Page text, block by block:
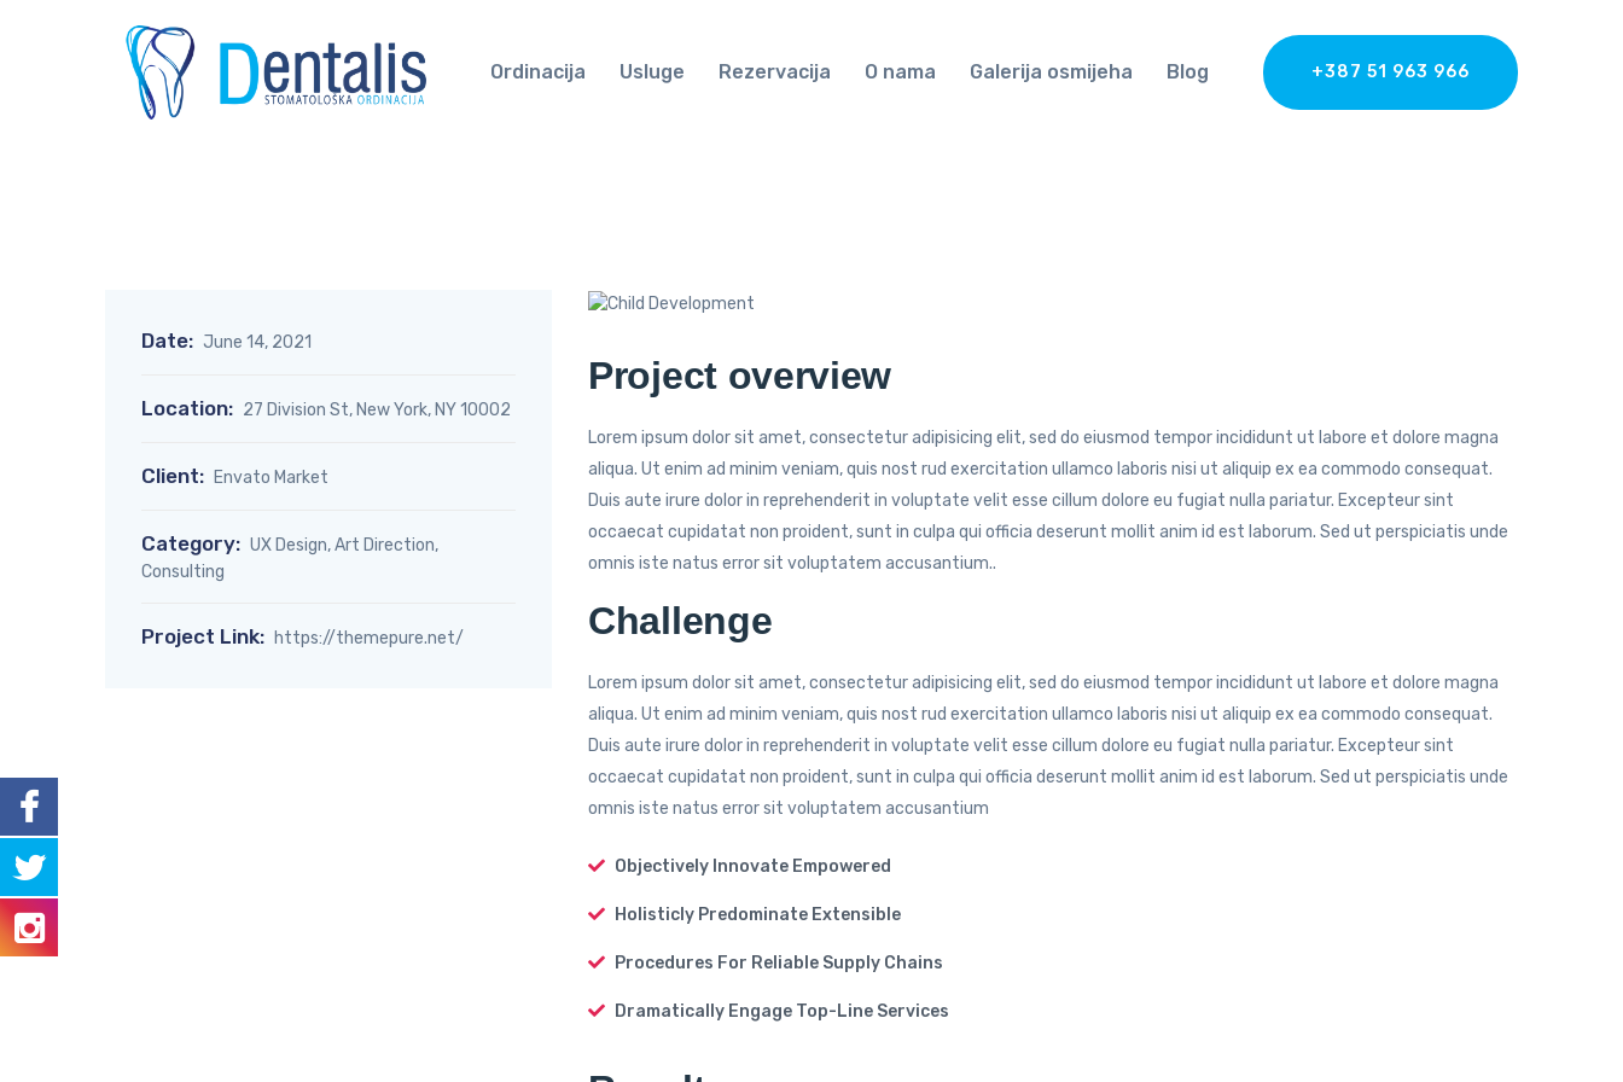
+387 51 963 966
Ordinacija Usluge Rezervacija O nama Galerija osmijeha Blog
Date: June 14, 2021
Location: 27 Division St, New York, NY 10002
Client: Envato Market
Category: UX Design, Art Direction,
Consulting
Project Link: https://themepure.net/
Project overview
Lorem ipsum dolor sit amet, consectetur adipisicing elit, sed do eiusmod tempor incididunt ut labore et dolore magna
aliqua. Ut enim ad minim veniam, quis nost rud exercitation ullamco laboris nisi ut aliquip ex ea commodo consequat.
Duis aute irure dolor in reprehenderit in voluptate velit esse cillum dolore eu fugiat nulla pariatur. Excepteur sint
occaecat cupidatat non proident, sunt in culpa qui officia deserunt mollit anim id est laborum. Sed ut perspiciatis unde
omnis iste natus error sit voluptatem accusantium..
Challenge
Lorem ipsum dolor sit amet, consectetur adipisicing elit, sed do eiusmod tempor incididunt ut labore et dolore magna
aliqua. Ut enim ad minim veniam, quis nost rud exercitation ullamco laboris nisi ut aliquip ex ea commodo consequat.
Duis aute irure dolor in reprehenderit in voluptate velit esse cillum dolore eu fugiat nulla pariatur. Excepteur sint
occaecat cupidatat non proident, sunt in culpa qui officia deserunt mollit anim id est laborum. Sed ut perspiciatis unde
omnis iste natus error sit voluptatem accusantium
Objectively Innovate Empowered
Holisticly Predominate Extensible
Procedures For Reliable Supply Chains
Dramatically Engage Top-Line Services